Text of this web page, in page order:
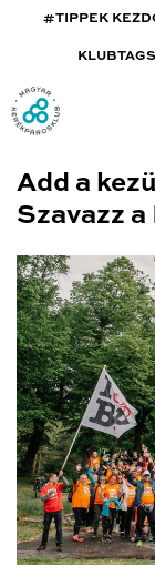
#TIPPEK
Add a
Szavazz